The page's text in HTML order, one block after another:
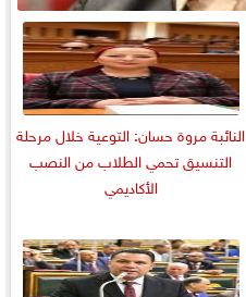
النائبة مروة حسان: التوعية خلال مرحلة
التنسيق تحمي الطلاب من النصب
الأكاديمي